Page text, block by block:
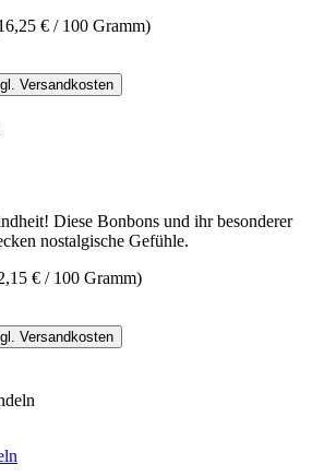
€ / 100 Gramm)
Versandkosten
Diese Bonbons und ihr besonderer
nostalgische Gefühle.
€ / 100 Gramm)
Versandkosten